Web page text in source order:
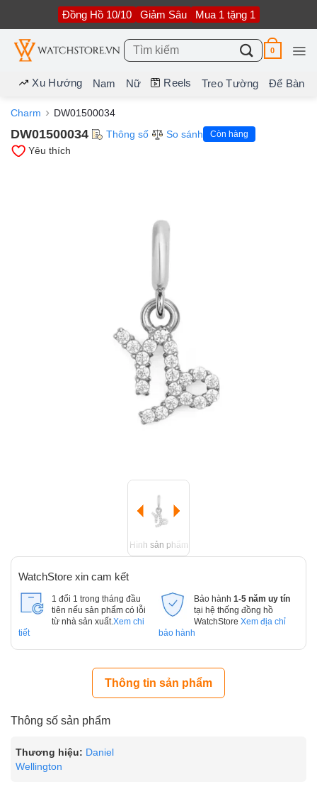
nội
dung
Đồng Hồ 10/10 Giảm Sâu Mua 1 tặng 1
Tìm
kiếm:
0
Xu Hướng Nam Nữ Reels Treo Tường Để Bàn
Charm DW01500034
DW01500034 Thông số So sánh Còn hàng
Yêu thích
Hình sản phẩm
WatchStore xin cam kết
1 đổi 1 trong tháng đầu
tiên nếu sản phẩm có lỗi
từ nhà sản xuất. Xem chi
tiết
Bảo hành 1-5 năm uy tín
tại hệ thống đồng hồ
WatchStore Xem địa chỉ
bảo hành
Thông tin sản phẩm
Thông số sản phẩm
Thương hiệu: Daniel
Wellington